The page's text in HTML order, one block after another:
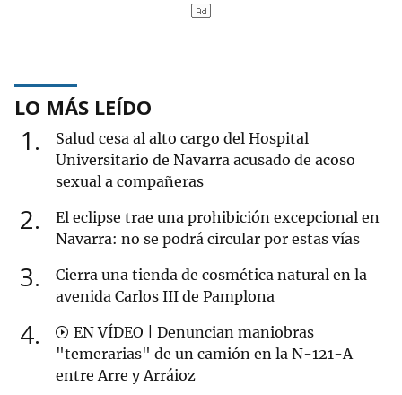
LO MÁS LEÍDO
1
Salud cesa al alto cargo del Hospital
Universitario de Navarra acusado de acoso
sexual a compañeras
2
El eclipse trae una prohibición excepcional en
Navarra: no se podrá circular por estas vías
3
Cierra una tienda de cosmética natural en la
avenida Carlos III de Pamplona
4
EN VÍDEO | Denuncian maniobras
"temerarias" de un camión en la N-121-A
entre Arre y Arráioz